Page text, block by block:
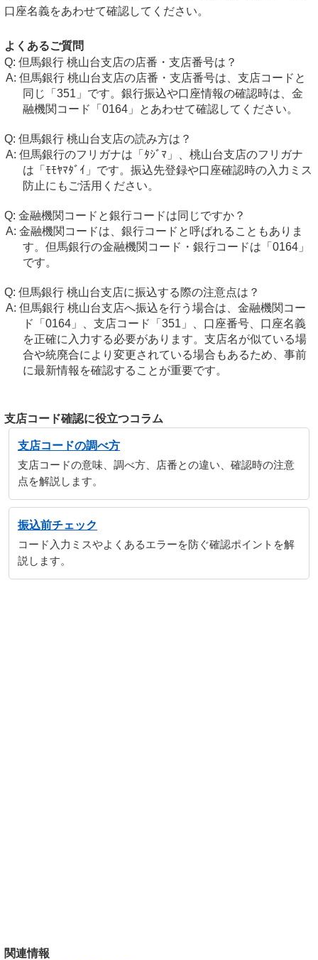
口座名義をあわせて確認してください。
よくあるご質問
但馬銀行 桃山台支店の店番・支店番号は？
但馬銀行 桃山台支店の店番・支店番号は、支店コードと
同じ「351」です。銀行振込や口座情報の確認時は、金
融機関コード「0164」とあわせて確認してください。
但馬銀行 桃山台支店の読み方は？
但馬銀行のフリガナは「ﾀｼﾞﾏ」、桃山台支店のフリガナ
は「ﾓﾓﾔﾏﾀﾞｲ」です。振込先登録や口座確認時の入力ミス
防止にもご活用ください。
金融機関コードと銀行コードは同じですか？
金融機関コードは、銀行コードと呼ばれることもありま
す。但馬銀行の金融機関コード・銀行コードは「0164」
です。
但馬銀行 桃山台支店に振込する際の注意点は？
但馬銀行 桃山台支店へ振込を行う場合は、金融機関コー
ド「0164」、支店コード「351」、口座番号、口座名義
を正確に入力する必要があります。支店名が似ている場
合や統廃合により変更されている場合もあるため、事前
に最新情報を確認することが重要です。
支店コード確認に役立つコラム
支店コードの調べ方
支店コードの意味、調べ方、店番との違い、確認時の注意
点を解説します。
振込前チェック
コード入力ミスやよくあるエラーを防ぐ確認ポイントを解
説します。
関連情報